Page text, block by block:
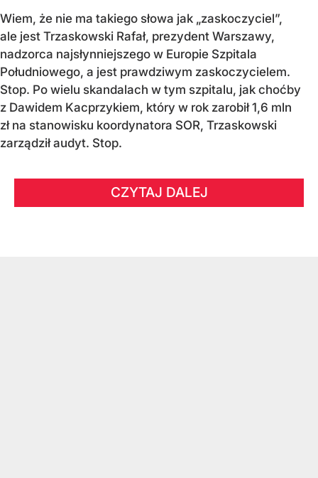
Wiem, że nie ma takiego słowa jak „zaskoczyciel”,
ale jest Trzaskowski Rafał, prezydent Warszawy,
nadzorca najsłynniejszego w Europie Szpitala
Południowego, a jest prawdziwym zaskoczycielem.
Stop. Po wielu skandalach w tym szpitalu, jak choćby
z Dawidem Kacprzykiem, który w rok zarobił 1,6 mln
zł na stanowisku koordynatora SOR, Trzaskowski
zarządził audyt. Stop.
CZYTAJ DALEJ